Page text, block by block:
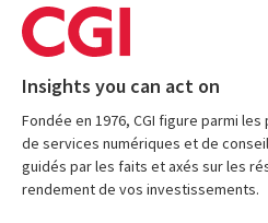
Insights you can act on
Fondée en 1976, CGI figure parmi
de services numériques et de
guidés par les faits et axés sur les
rendement de vos investissements.